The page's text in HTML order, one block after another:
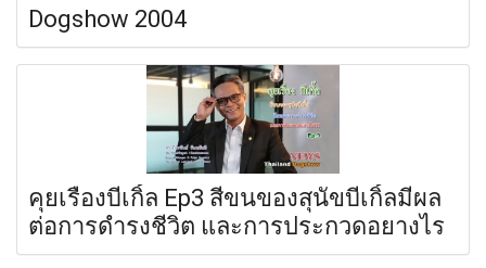
Dogshow 2004
คุยเรื่องบีเกิ้ล Ep3 สีขนของสุนัขบีเกิ้ลมีผล
ต่อการดำรงชีวิต และการประกวดอยางไร